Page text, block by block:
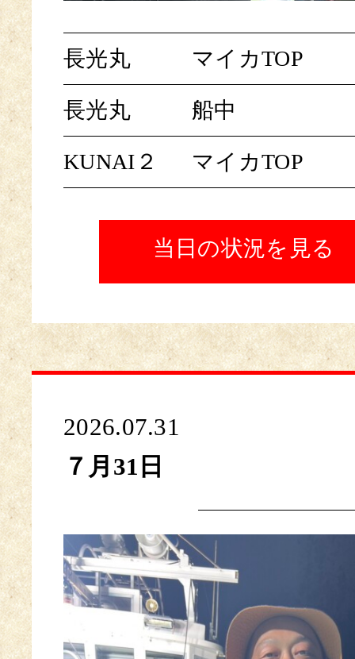
長光丸 マイカTOP
長光丸 船中
KUNAI２ マイカTOP
当日の状況を見る
2026.07.31
７月31日